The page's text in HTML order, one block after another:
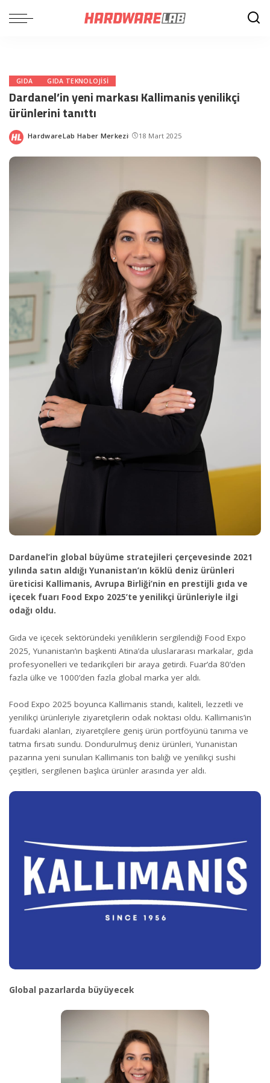
GIDA GIDA TEKNOLOJISI
Dardanel’in yeni markası Kallimanis yenilikçi
ürünlerini tanıttı
Posted
HardwareLab Haber Merkezi 18 Mart 2025
Dardanel’in global büyüme stratejileri çerçevesinde 2021
yılında satın aldığı Yunanistan’ın köklü deniz ürünleri
üreticisi Kallimanis, Avrupa Birliği’nin en prestijli gıda ve
içecek fuarı Food Expo 2025’te yenilikçi ürünleriyle ilgi
odağı oldu.
Gıda ve içecek sektöründeki yeniliklerin sergilendiği Food Expo
2025, Yunanistan’ın başkenti Atina’da uluslararası markalar, gıda
profesyonelleri ve tedarikçileri bir araya getirdi. Fuar’da 80’den
fazla ülke ve 1000’den fazla global marka yer aldı.
Food Expo 2025 boyunca Kallimanis standı, kaliteli, lezzetli ve
yenilikçi ürünleriyle ziyaretçilerin odak noktası oldu. Kallimanis’in
fuardaki alanları, ziyaretçilere geniş ürün portföyünü tanıma ve
tatma fırsatı sundu. Dondurulmuş deniz ürünleri, Yunanistan
pazarına yeni sunulan Kallimanis ton balığı ve yenilikçi sushi
çeşitleri, sergilenen başlıca ürünler arasında yer aldı.
Global pazarlarda büyüyecek